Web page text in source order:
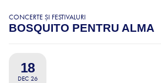
CONCERTE ȘI FESTIVALURI
BOSQUITO PENTRU ALMA
18
DEC 26